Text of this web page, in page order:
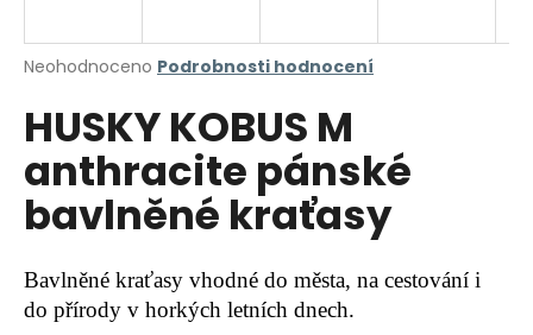
Průměrné
produktu
je
z
5
hvězdiček.
Neohodnoceno Podrobnosti hodnocení
HUSKY KOBUS M
anthracite pánské
bavlněné kraťasy
Bavlněné kraťasy vhodné do města, na cestování i
do přírody v horkých letních dnech.
j
t
?
HLEDAT